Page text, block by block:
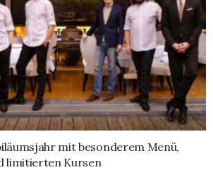
mit besonderem Menü,
limitierten Kursen